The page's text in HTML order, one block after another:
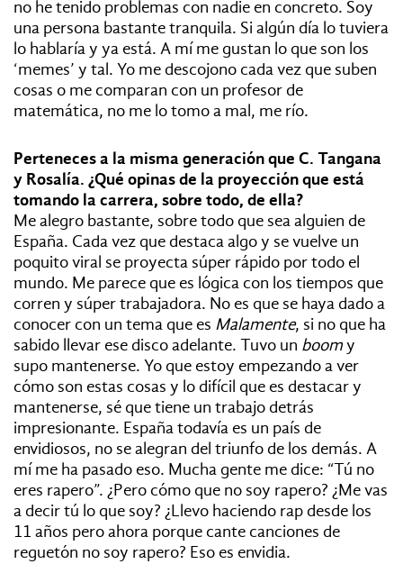
no he tenido problemas con nadie en concreto. Soy
una persona bastante tranquila. Si algún día lo tuviera
lo hablaría y ya está. A mí me gustan lo que son los
‘memes’ y tal. Yo me descojono cada vez que suben
cosas o me comparan con un profesor de
matemática, no me lo tomo a mal, me río.
Perteneces a la misma generación que C. Tangana
y Rosalía. ¿Qué opinas de la proyección que está
tomando la carrera, sobre todo, de ella?
Me alegro bastante, sobre todo que sea alguien de
España. Cada vez que destaca algo y se vuelve un
poquito viral se proyecta súper rápido por todo el
mundo. Me parece que es lógica con los tiempos que
corren y súper trabajadora. No es que se haya dado a
conocer con un tema que es Malamente, si no que ha
sabido llevar ese disco adelante. Tuvo un boomy
supo mantenerse. Yo que estoy empezando a ver
cómo son estas cosas y lo difícil que es destacar y
mantenerse, sé que tiene un trabajo detrás
impresionante. España todavía es un país de
envidiosos, no se alegran del triunfo de los demás. A
mí me ha pasado eso. Mucha gente me dice: “Tú no
eres rapero”. ¿Pero cómo que no soy rapero? ¿Me vas
a decir tú lo que soy? ¿Llevo haciendo rap desde los
11 años pero ahora porque cante canciones de
reguetón no soy rapero? Eso es envidia.